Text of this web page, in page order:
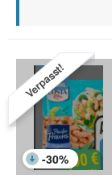
Verpasst!
-30%